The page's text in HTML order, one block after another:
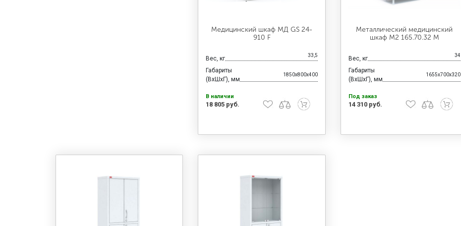
Медицинский шкаф МД GS 24-
910 F
Вес, кг 33,5
Габариты
(ВхШхГ), мм
1850x800x400
В наличии
18 805 руб.
Металлический медицинский
шкаф М2 165.70.32 М
Вес, кг 34
Габариты
(ВхШхГ), мм
1655x700x320
Под заказ
14 310 руб.